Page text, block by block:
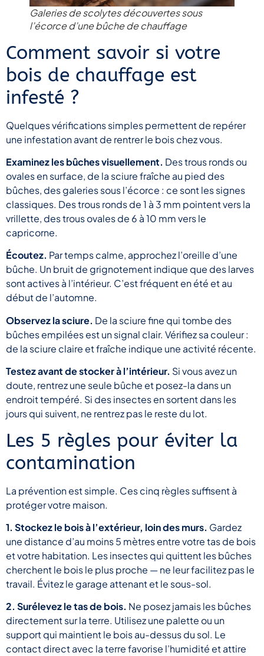
Galeries de scolytes découvertes sous
l’écorce d’une bûche de chauffage
Comment savoir si votre
bois de chauffage est
infesté ?
Quelques vérifications simples permettent de repérer
une infestation avant de rentrer le bois chez vous.
Examinez les bûches visuellement. Des trous ronds ou
ovales en surface, de la sciure fraîche au pied des
bûches, des galeries sous l’écorce : ce sont les signes
classiques. Des trous ronds de 1 à 3 mm pointent vers la
vrillette, des trous ovales de 6 à 10 mm vers le
capricorne.
Écoutez. Par temps calme, approchez l’oreille d’une
bûche. Un bruit de grignotement indique que des larves
sont actives à l’intérieur. C’est fréquent en été et au
début de l’automne.
Observez la sciure. De la sciure fine qui tombe des
bûches empilées est un signal clair. Vérifiez sa couleur :
de la sciure claire et fraîche indique une activité récente.
Testez avant de stocker à l’intérieur. Si vous avez un
doute, rentrez une seule bûche et posez-la dans un
endroit tempéré. Si des insectes en sortent dans les
jours qui suivent, ne rentrez pas le reste du lot.
Les 5 règles pour éviter la
contamination
La prévention est simple. Ces cinq règles suffisent à
protéger votre maison.
1. Stockez le bois à l’extérieur, loin des murs. Gardez
une distance d’au moins 5 mètres entre votre tas de bois
et votre habitation. Les insectes qui quittent les bûches
cherchent le bois le plus proche — ne leur facilitez pas le
travail. Évitez le garage attenant et le sous-sol.
2. Surélevez le tas de bois. Ne posez jamais les bûches
directement sur la terre. Utilisez une palette ou un
support qui maintient le bois au-dessus du sol. Le
contact direct avec la terre favorise l’humidité et attire